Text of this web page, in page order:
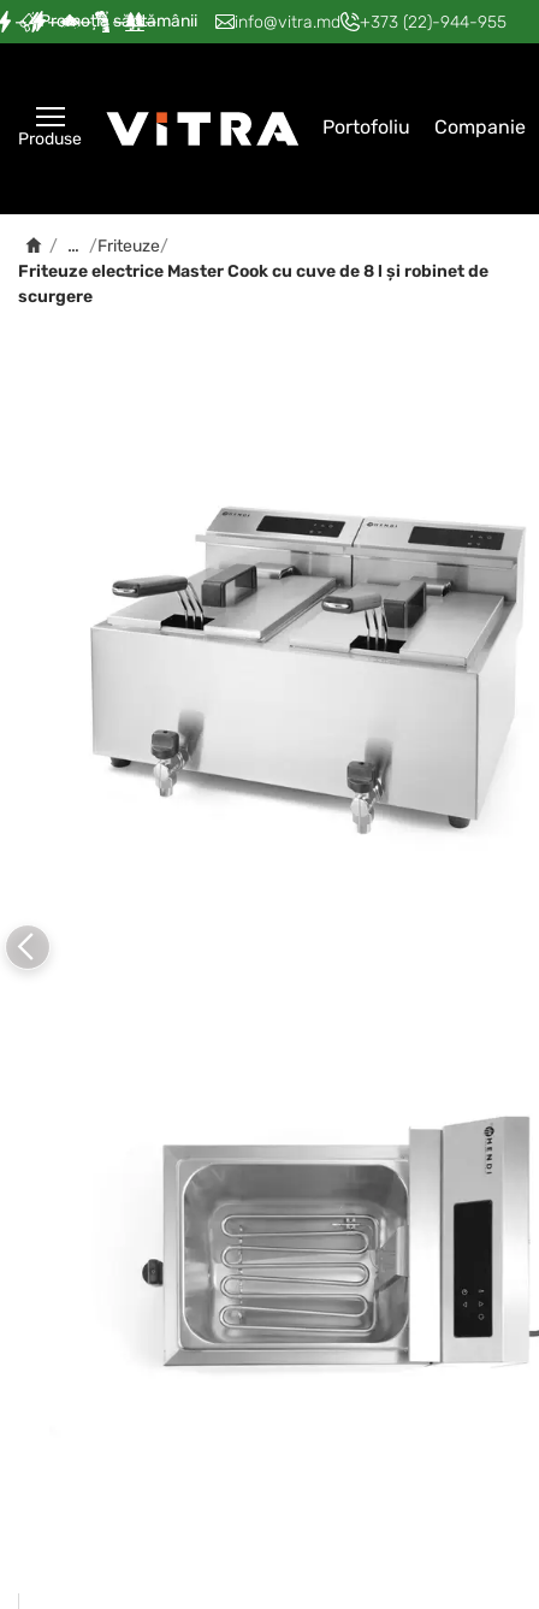
Promoția săptămânii
— — — — — info@vitra.md +373 (22)-944-955
Produse Portofoliu Companie
/ … /Friteuze/
Friteuze electrice Master Cook cu cuve de 8 l și robinet de
scurgere